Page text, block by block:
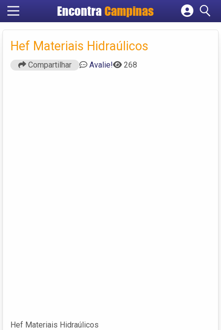
Encontra Campinas
Cadastrar empresa
Criar conta
Hef Materiais Hidraúlicos
Compartilhar Avalie! 268
Hef Materiais Hidraúlicos